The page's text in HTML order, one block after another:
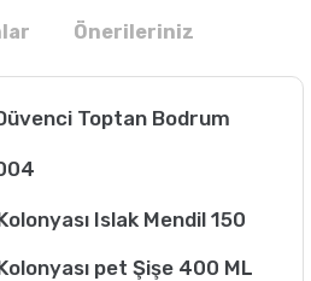
Önerileriniz
Toptan Bodrum
Islak Mendil 150
pet Şişe 400 ML